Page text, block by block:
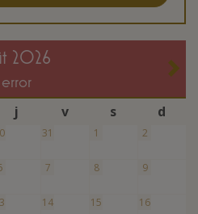
2026
error
j v s d
31 1 2
7 8 9
14 15 16